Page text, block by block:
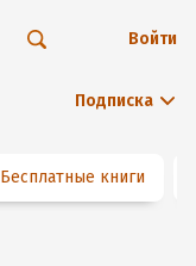
Подписка
Войти
Бесплатные книги